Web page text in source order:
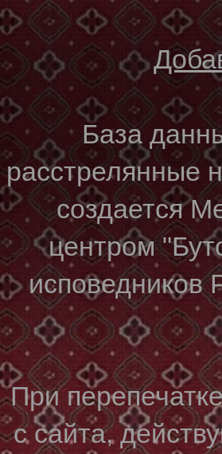
База
расстрелянные
создается
центром
исповедников
При
с сайта,